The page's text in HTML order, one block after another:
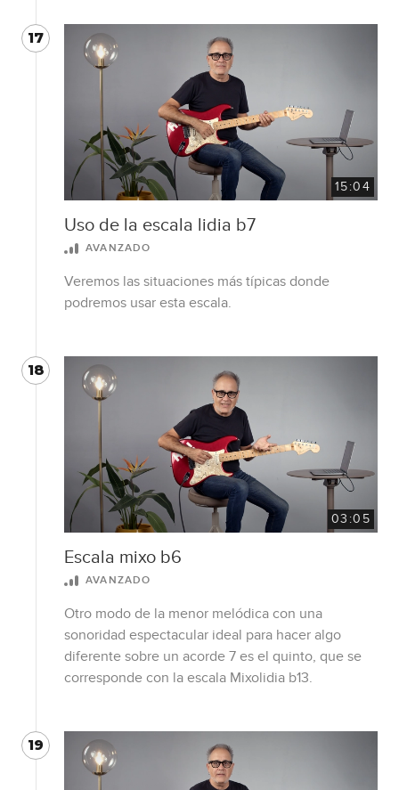
17
15:04
Uso de la escala lidia b7
AVANZADO
Veremos las situaciones más típicas donde
podremos usar esta escala.
18
03:05
Escala mixo b6
AVANZADO
Otro modo de la menor melódica con una
sonoridad espectacular ideal para hacer algo
diferente sobre un acorde 7 es el quinto, que se
corresponde con la escala Mixolidia b13.
19